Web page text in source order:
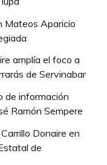
Mateos Aparicio
amplía el foco a
de Servinabar
de información
Ramón Sempere
Donaire en
de